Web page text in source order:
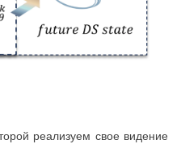
реализуем свое видение